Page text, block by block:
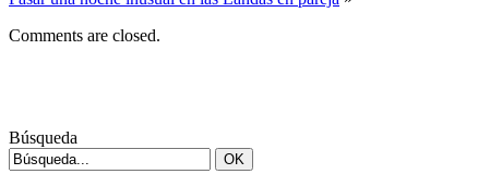
Comments are closed.
Búsqueda